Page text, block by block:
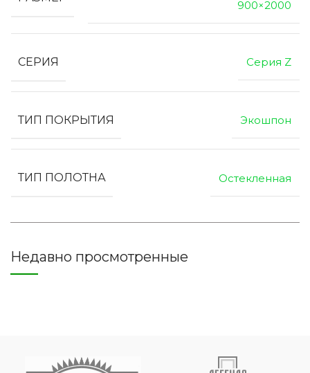
900×2000
СЕРИЯ Серия Z
ТИП ПОКРЫТИЯ Экошпон
ТИП ПОЛОТНА Остекленная
Недавно просмотренные